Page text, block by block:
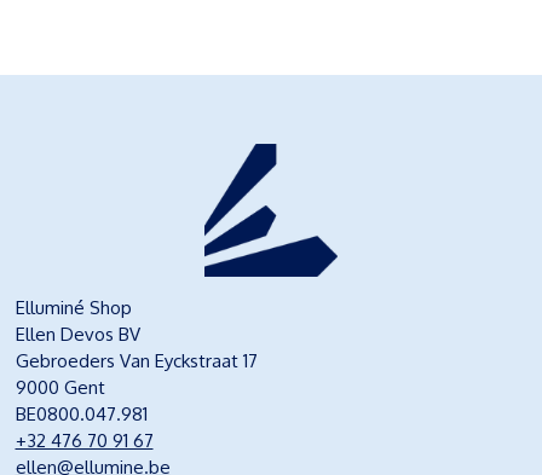
Elluminé Shop
Ellen Devos BV
Gebroeders Van Eyckstraat 17
9000 Gent
BE0800.047.981
+32 476 70 91 67
ellen@ellumine.be